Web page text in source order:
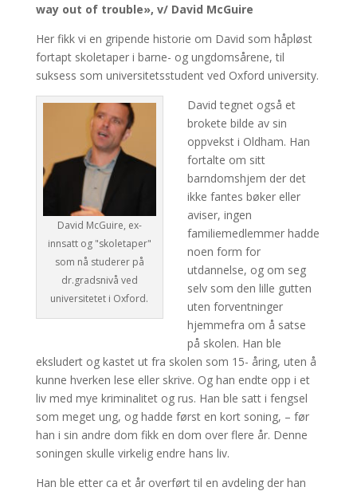
way out of trouble», v/ David McGuire
Her fikk vi en gripende historie om David som håpløst
fortapt skoletaper i barne- og ungdomsårene, til
suksess som universitetsstudent ved Oxford university.
David McGuire, ex-
innsatt og "skoletaper"
som nå studerer på
dr.gradsnivå ved
universitetet i Oxford.
David tegnet også et
brokete bilde av sin
oppvekst i Oldham. Han
fortalte om sitt
barndomshjem der det
ikke fantes bøker eller
aviser, ingen
familiemedlemmer hadde
noen form for
utdannelse, og om seg
selv som den lille gutten
uten forventninger
hjemmefra om å satse
på skolen. Han ble
eksludert og kastet ut fra skolen som 15- åring, uten å
kunne hverken lese eller skrive. Og han endte opp i et
liv med mye kriminalitet og rus. Han ble satt i fengsel
som meget ung, og hadde først en kort soning, – før
han i sin andre dom fikk en dom over flere år. Denne
soningen skulle virkelig endre hans liv.
Han ble etter ca et år overført til en avdeling der han